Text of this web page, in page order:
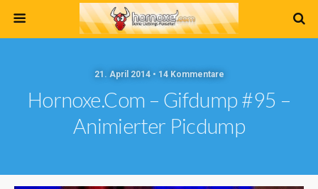
21. April 2014 • 14 Kommentare
Hornoxe.com – Gifdump #95 –
Animierter Picdump